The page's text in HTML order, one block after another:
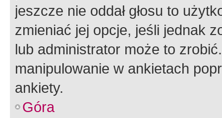
jeszcze nie oddał głosu to
zmieniać jej opcje, jeśli jednak
lub administrator może to
manipulowanie w ankietach
ankiety.
Góra